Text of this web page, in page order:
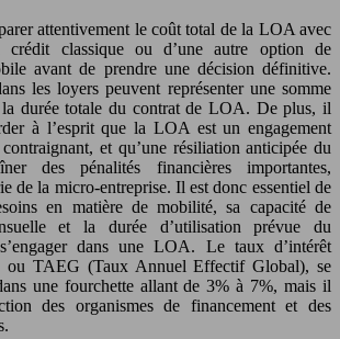
attentivement le coût total de la LOA avec
crédit classique ou d’une autre option de
avant de prendre une décision définitive.
les loyers peuvent représenter une somme
durée totale du contrat de LOA. De plus, il
à l’esprit que la LOA est un engagement
et qu’une résiliation anticipée du
des pénalités financières importantes,
de la micro-entreprise. Il est donc essentiel de
en matière de mobilité, sa capacité de
et la durée d’utilisation prévue du
dans une LOA. Le taux d’intérêt
TAEG (Taux Annuel Effectif Global), se
une fourchette allant de 3% à 7%, mais il
des organismes de financement et des